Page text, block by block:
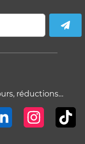
réductions…